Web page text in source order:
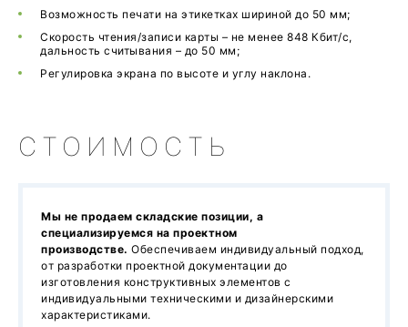
Возможность печати на этикетках шириной до 50 мм;
Скорость чтения/записи карты – не менее 848 Кбит/с,
дальность считывания – до 50 мм;
Регулировка экрана по высоте и углу наклона.
СТОИМОСТЬ
Мы не продаем складские позиции, а
специализируемся на проектном
производстве. Обеспечиваем индивидуальный подход,
от разработки проектной документации до
изготовления конструктивных элементов с
индивидуальными техническими и дизайнерскими
характеристиками.